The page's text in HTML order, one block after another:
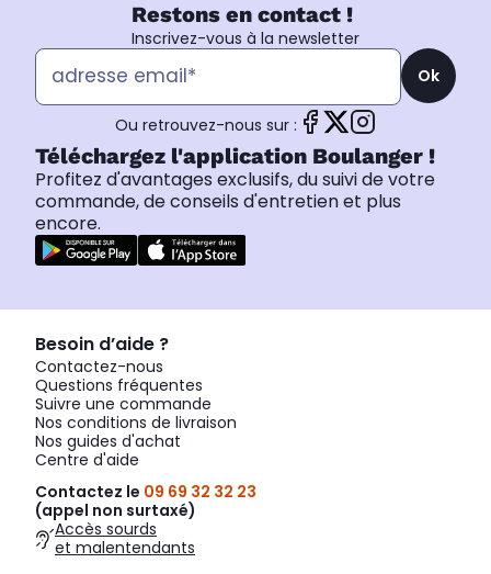
Restons en contact !
Inscrivez-vous à la newsletter
Ok
Ou retrouvez-nous sur :
Téléchargez l'application Boulanger !
Profitez d'avantages exclusifs, du suivi de votre
commande, de conseils d'entretien et plus
encore.
Besoin d’aide ?
Contactez-nous
Questions fréquentes
Suivre une commande
Nos conditions de livraison
Nos guides d'achat
Centre d'aide
Contactez le 09 69 32 32 23
(appel non surtaxé)
Accès sourds
et malentendants